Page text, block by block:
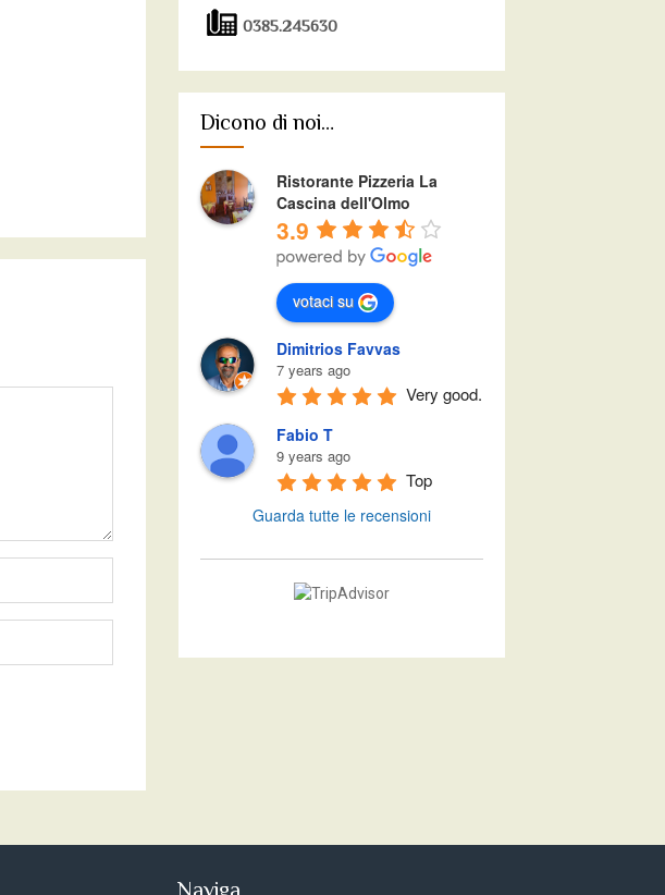
0385.245630
Dicono di noi…
Ristorante Pizzeria La
Cascina dell'Olmo
3.9
votaci su
Dimitrios Favvas
7 years ago
Very good.
Fabio T
9 years ago
Top
Guarda tutte le recensioni